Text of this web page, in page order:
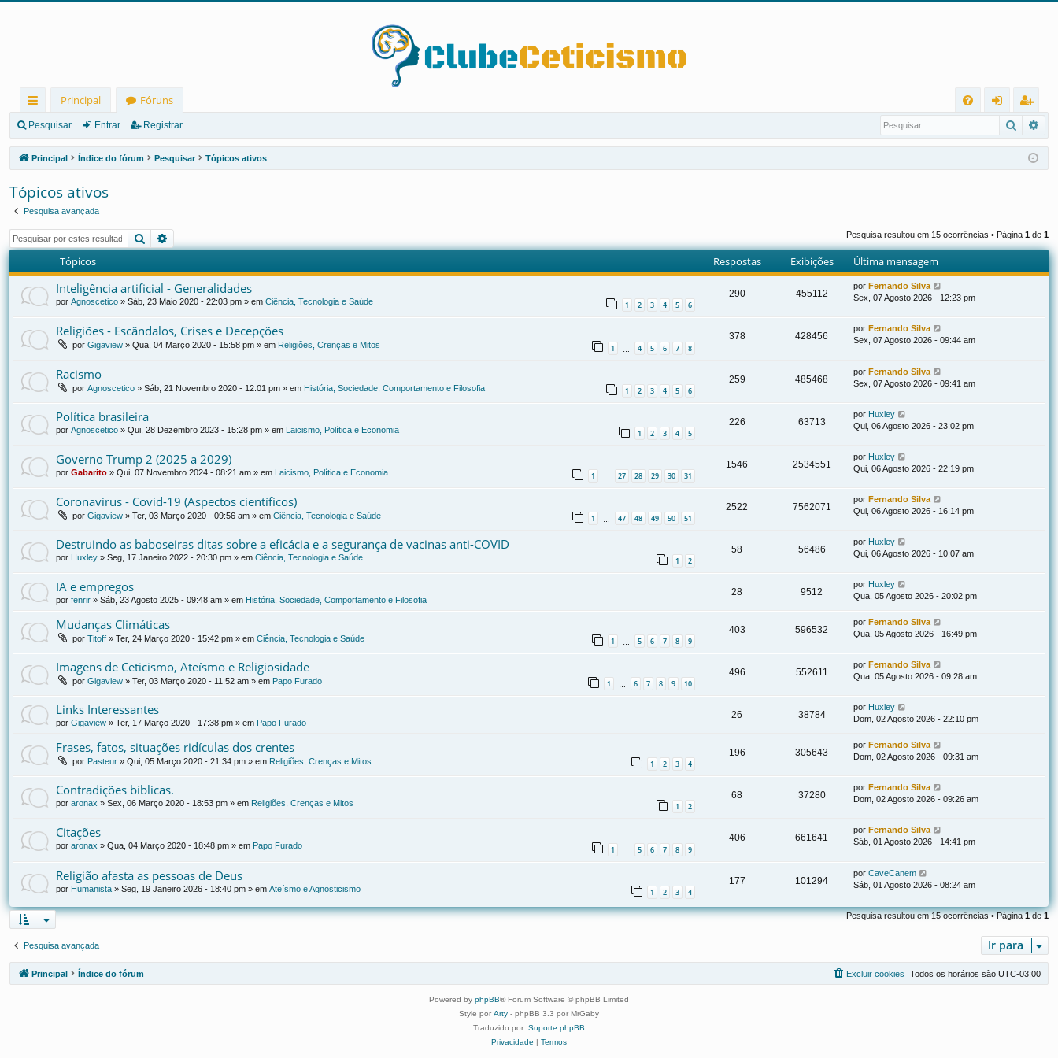
in
ks
rá
pi
os
Principal
Fóruns
Q
ra
r
eg
ist
ra
Pesquisar Entrar Registrar
Principal Índice do fórum Pesquisar Tópicos ativos
Tópicos ativos
Pesquisa avançada
Pesquisar Pesquisa resultou em 15 ocorrências • Página 1 de 1
Tópicos Respostas Exibições Última mensagem
Inteligência artificial - Generalidades
por Agnoscetico » Sáb, 23 Maio 2020 - 22:03 pm » em Ciência, Tecnologia e Saúde 1 2 3 4 5 6
290 455112
por Fernando Silva
Sex, 07 Agosto 2026 - 12:23 pm
Religiões - Escândalos, Crises e Decepções
por Gigaview » Qua, 04 Março 2020 - 15:58 pm » em Religiões, Crenças e Mitos 1 4 5 6 7 8
378 428456
por Fernando Silva
Sex, 07 Agosto 2026 - 09:44 am
Racismo
por Agnoscetico » Sáb, 21 Novembro 2020 - 12:01 pm » em História, Sociedade, Comportamento e Filosofia 1 2 3 4 5 6
259 485468
por Fernando Silva
Sex, 07 Agosto 2026 - 09:41 am
Política brasileira
por Agnoscetico » Qui, 28 Dezembro 2023 - 15:28 pm » em Laicismo, Política e Economia 1 2 3 4 5
226 63713
por Huxley
Qui, 06 Agosto 2026 - 23:02 pm
Governo Trump 2 (2025 a 2029)
por Gabarito » Qui, 07 Novembro 2024 - 08:21 am » em Laicismo, Política e Economia 1 27 28 29 30 31
1546 2534551
por Huxley
Qui, 06 Agosto 2026 - 22:19 pm
Coronavirus - Covid-19 (Aspectos científicos)
por Gigaview » Ter, 03 Março 2020 - 09:56 am » em Ciência, Tecnologia e Saúde 1 47 48 49 50 51
2522 7562071
por Fernando Silva
Qui, 06 Agosto 2026 - 16:14 pm
Destruindo as baboseiras ditas sobre a eficácia e a segurança de vacinas anti-COVID
por Huxley » Seg, 17 Janeiro 2022 - 20:30 pm » em Ciência, Tecnologia e Saúde 1 2
58 56486
por Huxley
Qui, 06 Agosto 2026 - 10:07 am
IA e empregos
por fenrir » Sáb, 23 Agosto 2025 - 09:48 am » em História, Sociedade, Comportamento e Filosofia
28 9512
por Huxley
Qua, 05 Agosto 2026 - 20:02 pm
Mudanças Climáticas
por Titoff » Ter, 24 Março 2020 - 15:42 pm » em Ciência, Tecnologia e Saúde 1 … 5 6 7 8 9
403 596532
por Fernando Silva
Qua, 05 Agosto 2026 - 16:49 pm
Imagens de Ceticismo, Ateísmo e Religiosidade
por Gigaview » Ter, 03 Março 2020 - 11:52 am » em Papo Furado 1 … 6 7 8 9 10
496 552611
por Fernando Silva
Qua, 05 Agosto 2026 - 09:28 am
Links Interessantes
por Gigaview » Ter, 17 Março 2020 - 17:38 pm » em Papo Furado
26 38784
por Huxley
Dom, 02 Agosto 2026 - 22:10 pm
Frases, fatos, situações ridículas dos crentes
por Pasteur » Qui, 05 Março 2020 - 21:34 pm » em Religiões, Crenças e Mitos 1 2 3 4
196 305643
por Fernando Silva
Dom, 02 Agosto 2026 - 09:31 am
Contradições bíblicas.
por aronax » Sex, 06 Março 2020 - 18:53 pm » em Religiões, Crenças e Mitos 1 2
68 37280
por Fernando Silva
Dom, 02 Agosto 2026 - 09:26 am
Citações
por aronax » Qua, 04 Março 2020 - 18:48 pm » em Papo Furado 1 5 6 7 8 9
406 661641
por Fernando Silva
Sáb, 01 Agosto 2026 - 14:41 pm
Religião afasta as pessoas de Deus
por Humanista » Seg, 19 Janeiro 2026 - 18:40 pm » em Ateísmo e Agnosticismo 1 2 3 4
177 101294
por CaveCanem
Sáb, 01 Agosto 2026 - 08:24 am
Pesquisa resultou em 15 ocorrências • Página1de1
Pesquisa avançada Ir para
Principal Índice do fórum Todos os horários são UTC-03:00
Excluir cookies
Powered by phpBB® Forum Software © phpBB Limited
Style por Arty - phpBB 3.3 por MrGaby
Traduzido por: Suporte phpBB
Privacidade | Termos